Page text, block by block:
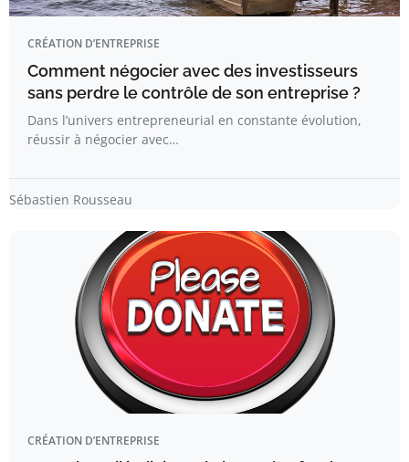
CRÉATION D’ENTREPRISE
Comment négocier avec des investisseurs
sans perdre le contrôle de son entreprise ?
Dans l’univers entrepreneurial en constante évolution,
réussir à négocier avec…
Sébastien Rousseau
CRÉATION D’ENTREPRISE